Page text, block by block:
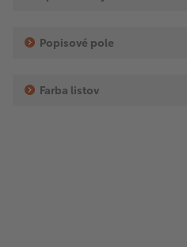
Popisové pole
Farba listov